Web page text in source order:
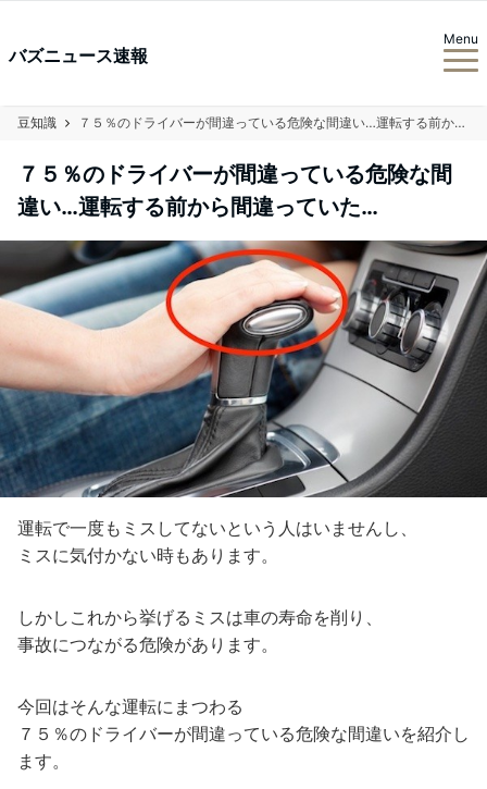
バズニュース速報
Menu
豆知識 ７５％のドライバーが間違っている危険な間違い…運転する前から間違っていた…
７５％のドライバーが間違っている危険な間
違い…運転する前から間違っていた…
運転で一度もミスしてないという人はいませんし、
ミスに気付かない時もあります。
しかしこれから挙げるミスは車の寿命を削り、
事故につながる危険があります。
今回はそんな運転にまつわる
７５％のドライバーが間違っている危険な間違いを紹介し
ます。